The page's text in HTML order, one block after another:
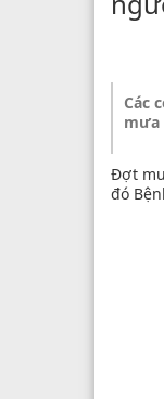
Các
mưa
Đợt
đó